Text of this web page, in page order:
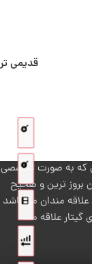
قدیمی تر
که به صورت تخصصی
بروز ترین و صحیح
علاقه مندان می باشد
گیتار علاقه مند